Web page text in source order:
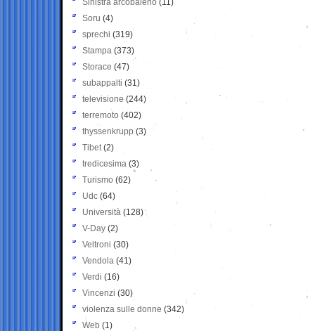
Sinistra arcobaleno (11)
Soru (4)
sprechi (319)
Stampa (373)
Storace (47)
subappalti (31)
televisione(244)
terremoto (402)
thyssenkrupp (3)
Tibet(2)
tredicesima (3)
Turismo (62)
Udc (64)
Università (128)
V-Day (2)
Veltroni (30)
Vendola (41)
Verdi (16)
Vincenzi (30)
violenza sulle donne (342)
Web (1)